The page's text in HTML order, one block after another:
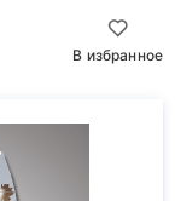
В избранное